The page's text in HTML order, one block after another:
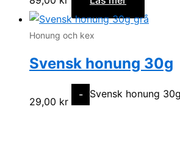
Honung och kex
Svensk honung 30g
29,00 kr
- Svensk honung